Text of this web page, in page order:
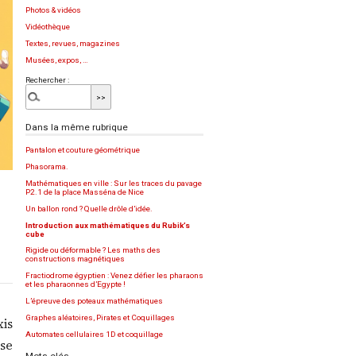
Photos & vidéos
Vidéothèque
Textes, revues, magazines
Musées, expos, …
Rechercher :
Dans la même rubrique
Pantalon et couture géométrique
Phasorama.
Mathématiques en ville : Sur les traces du pavage
P2.1 de la place Masséna de Nice
Un ballon rond ? Quelle drôle d’idée.
Introduction aux mathématiques du Rubik’s
cube
Rigide ou déformable ? Les maths des
constructions magnétiques
Fractiodrome égyptien : Venez défier les pharaons
et les pharaonnes d’Egypte !
L’épreuve des poteaux mathématiques
Graphes aléatoires, Pirates et Coquillages
Automates cellulaires 1D et coquillage